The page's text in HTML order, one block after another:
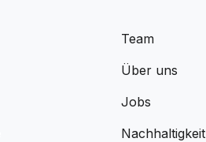
Team
Über uns
Jobs
Nachhaltigkeit